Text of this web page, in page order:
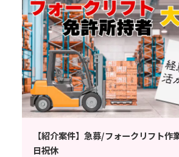
【紹介案件】急募/フォークリフト
日祝休